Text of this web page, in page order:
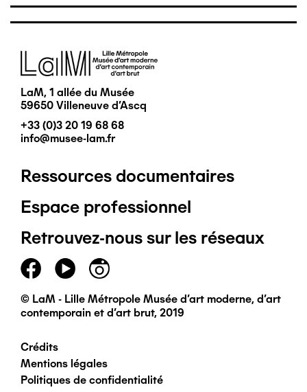
Image
LaM, 1 allée du Musée
59650 Villeneuve d'Ascq
+33 (0)3 20 19 68 68
info@musee-lam.fr
Pied
de
page
principal
Ressources documentaires
Espace professionnel
Retrouvez-nous sur les réseaux
© LaM - Lille Métropole Musée d'art moderne, d'art
contemporain et d'art brut, 2019
Pied
Crédits
Mentions légales
Politiques de confidentialité